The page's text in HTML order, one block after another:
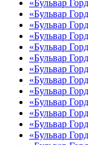
«Бульвар
«Бульвар
«Бульвар
«Бульвар
«Бульвар
«Бульвар
«Бульвар
«Бульвар
«Бульвар
«Бульвар
«Бульвар
«Бульвар
«Бульвар